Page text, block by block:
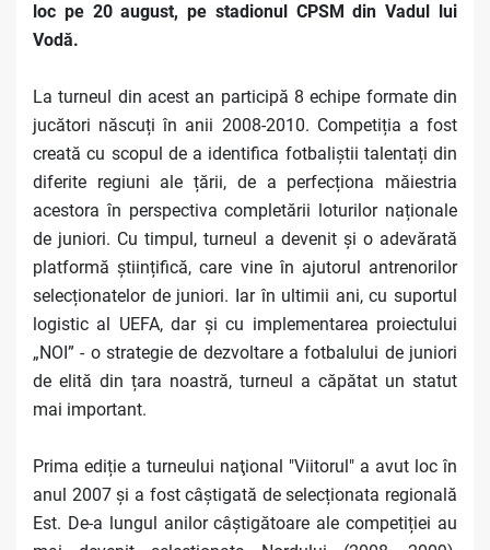
loc pe 20 august, pe stadionul CPSM din Vadul lui
Vodă.
La turneul din acest an participă 8 echipe formate din
jucători născuți în anii 2008-2010. Competiția a fost
creată cu scopul de a identifica fotbaliștii talentați din
diferite regiuni ale țării, de a perfecționa măiestria
acestora în perspectiva completării loturilor naționale
de juniori. Cu timpul, turneul a devenit și o adevărată
platformă științifică, care vine în ajutorul antrenorilor
selecționatelor de juniori. Iar în ultimii ani, cu suportul
logistic al UEFA, dar și cu implementarea proiectului
„NOI” - o strategie de dezvoltare a fotbalului de juniori
de elită din țara noastră, turneul a căpătat un statut
mai important.
Prima ediție a turneului naţional "Viitorul" a avut loc în
anul 2007 și a fost câștigată de selecționata regională
Est. De-a lungul anilor câștigătoare ale competiției au